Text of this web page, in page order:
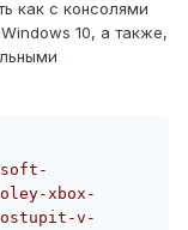
как с консолями
10, а также,
xbox-
v-